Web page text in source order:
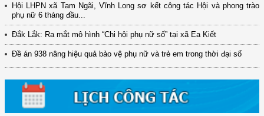
Hội LHPN xã Tam Ngãi, Vĩnh Long sơ kết công tác Hội và phong trào
phụ nữ 6 tháng đầu...
Đắk Lắk: Ra mắt mô hình “Chi hội phụ nữ số” tại xã Ea Kiết
Đề án 938 nâng hiệu quả bảo vệ phụ nữ và trẻ em trong thời đại số
(12/TB-HĐKH) V/v đăng ký, đề xuất nhiệm vụ Khoa học, công nghệ và
đổi mới ...
(898/KH/ĐCT) Kế hoạch thực hiện Quyết định số 2415/QĐ-TTg ngày
31/10/2025 ...
(891/KH-ĐCT) Kế hoạch thực hiện Nghị quyết số 72-NQ/TW ngày
9/9/2025 của Bộ ...